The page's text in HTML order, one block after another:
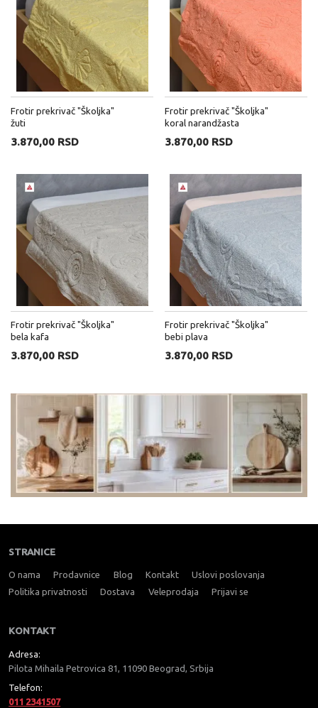
Frotir prekrivač "Školjka"
žuti
3.870,00 RSD
Frotir prekrivač "Školjka"
koral narandžasta
3.870,00 RSD
Frotir prekrivač "Školjka"
bela kafa
3.870,00 RSD
Frotir prekrivač "Školjka"
bebi plava
3.870,00 RSD
STRANICE
O nama Prodavnice Blog Kontakt
Uslovi poslovanja
Politika privatnosti
Dostava Veleprodaja Prijavi se
KONTAKT
Adresa:
Pilota Mihaila Petrovica 81, 11090 Beograd, Srbija
Telefon:
011 2341507